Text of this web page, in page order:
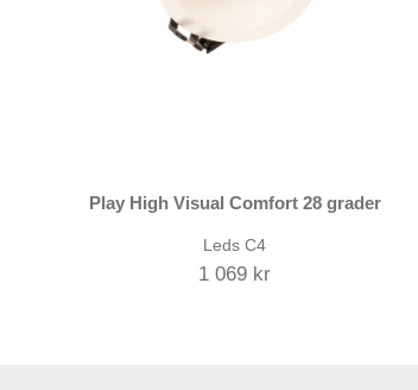
Play High Visual Comfort 28 grader
Leds C4
1 069 kr